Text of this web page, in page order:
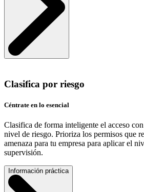
Clasifica por riesgo
Céntrate en lo esencial
Clasifica de forma inteligente el acceso
nivel de riesgo. Prioriza los permisos que
amenaza para tu empresa para aplicar el
supervisión.
Información práctica